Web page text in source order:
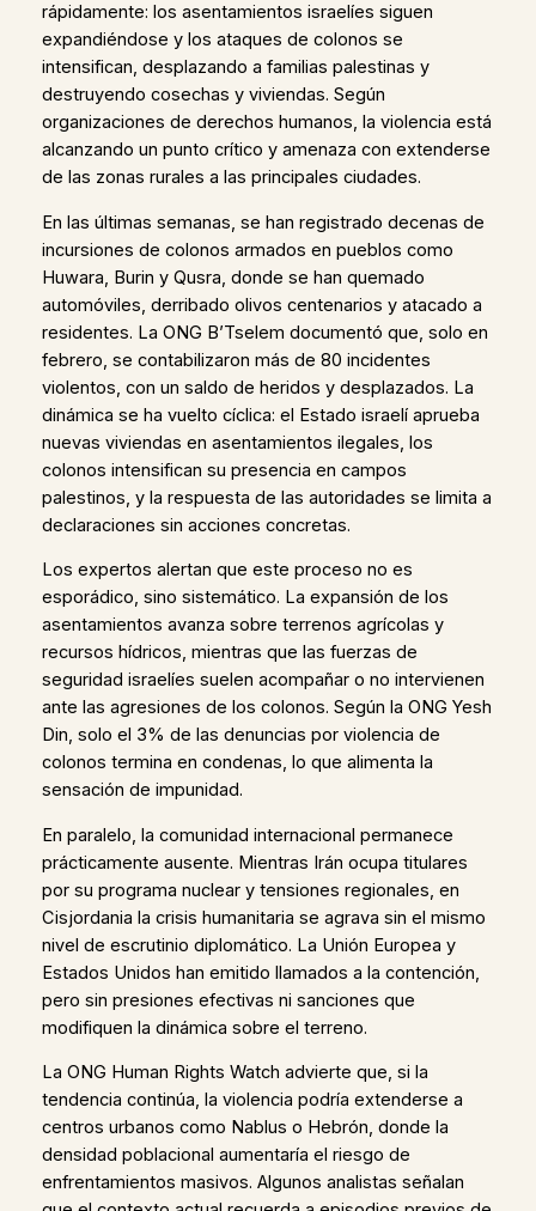
rápidamente: los asentamientos israelíes siguen
expandiéndose y los ataques de colonos se
intensifican, desplazando a familias palestinas y
destruyendo cosechas y viviendas. Según
organizaciones de derechos humanos, la violencia está
alcanzando un punto crítico y amenaza con extenderse
de las zonas rurales a las principales ciudades.
En las últimas semanas, se han registrado decenas de
incursiones de colonos armados en pueblos como
Huwara, Burin y Qusra, donde se han quemado
automóviles, derribado olivos centenarios y atacado a
residentes. La ONG B’Tselem documentó que, solo en
febrero, se contabilizaron más de 80 incidentes
violentos, con un saldo de heridos y desplazados. La
dinámica se ha vuelto cíclica: el Estado israelí aprueba
nuevas viviendas en asentamientos ilegales, los
colonos intensifican su presencia en campos
palestinos, y la respuesta de las autoridades se limita a
declaraciones sin acciones concretas.
Los expertos alertan que este proceso no es
esporádico, sino sistemático. La expansión de los
asentamientos avanza sobre terrenos agrícolas y
recursos hídricos, mientras que las fuerzas de
seguridad israelíes suelen acompañar o no intervienen
ante las agresiones de los colonos. Según la ONG Yesh
Din, solo el 3% de las denuncias por violencia de
colonos termina en condenas, lo que alimenta la
sensación de impunidad.
En paralelo, la comunidad internacional permanece
prácticamente ausente. Mientras Irán ocupa titulares
por su programa nuclear y tensiones regionales, en
Cisjordania la crisis humanitaria se agrava sin el mismo
nivel de escrutinio diplomático. La Unión Europea y
Estados Unidos han emitido llamados a la contención,
pero sin presiones efectivas ni sanciones que
modifiquen la dinámica sobre el terreno.
La ONG Human Rights Watch advierte que, si la
tendencia continúa, la violencia podría extenderse a
centros urbanos como Nablus o Hebrón, donde la
densidad poblacional aumentaría el riesgo de
enfrentamientos masivos. Algunos analistas señalan